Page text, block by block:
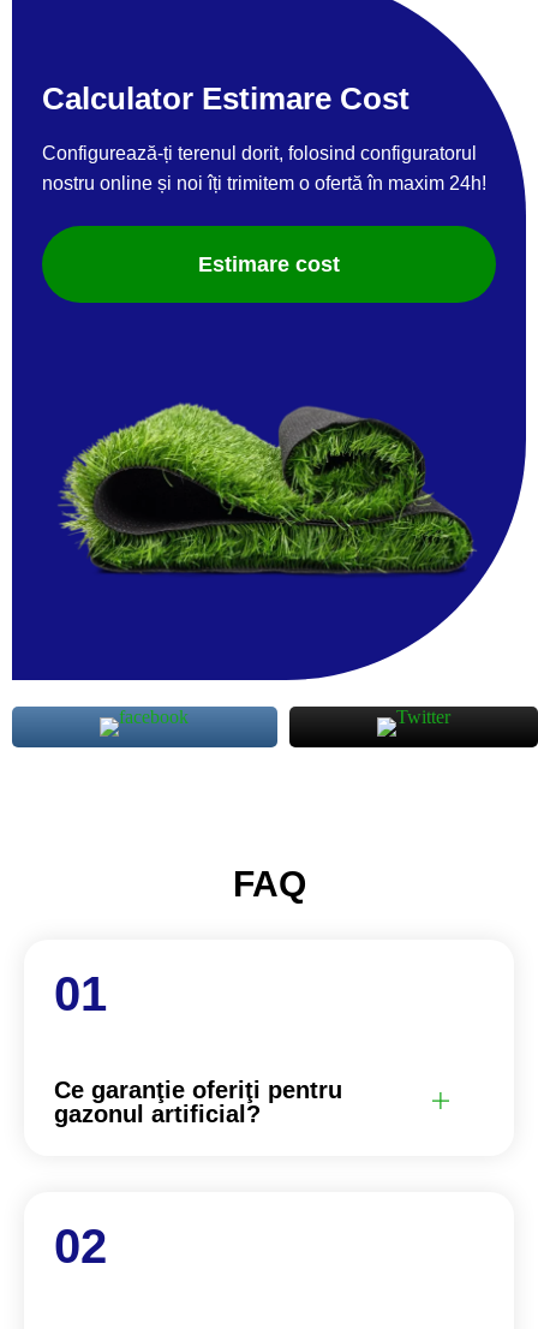
Calculator Estimare Cost
Configurează-ți terenul dorit, folosind configuratorul
nostru online și noi îți trimitem o ofertă în maxim 24h!
Estimare cost
FAQ
Ce garanţie oferiţi pentru
gazonul artificial?